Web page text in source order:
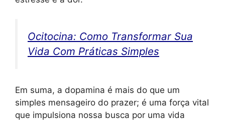
Ocitocina: Como Transformar Sua
Vida Com Práticas Simples
Em suma, a dopamina é mais do que um
simples mensageiro do prazer; é uma força vital
que impulsiona nossa busca por uma vida